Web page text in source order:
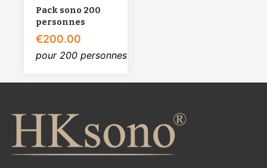
pour 200 personnes
Pack sono 200
personnes
€200.00